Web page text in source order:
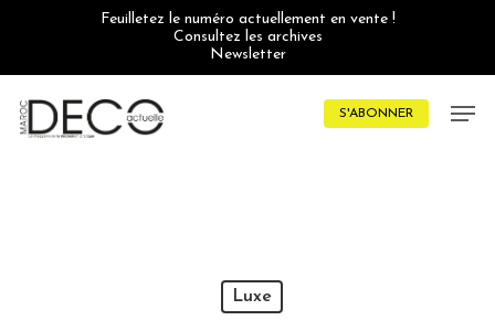
Feuilletez le numéro actuellement en vente !
Consultez les archives
Newsletter
S'ABONNER
Luxe